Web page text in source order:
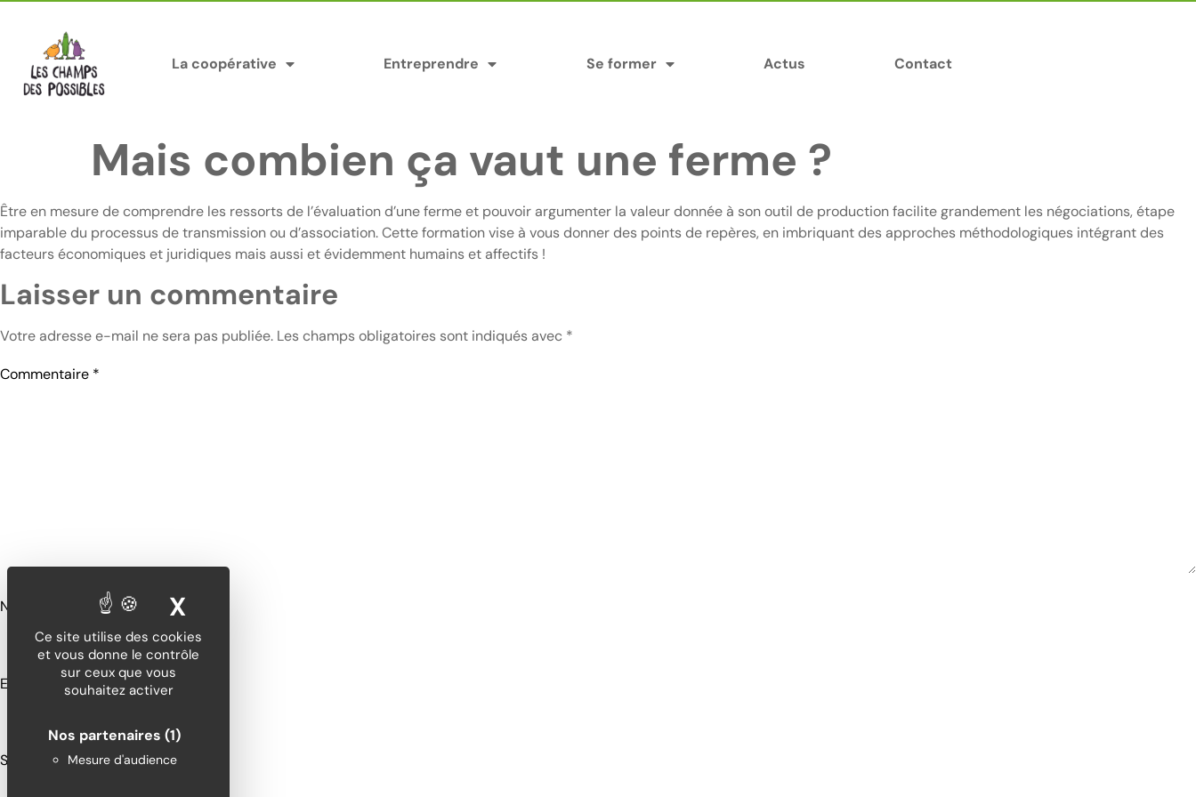
Ce site utilise des cookies
et vous donne le contrôle
sur ceux que vous
souhaitez activer
Nos partenaires (1)
Mesure d'audience
X
La coopérative Entreprendre Se former Actus Contact
Mais combien ça vaut une ferme ?
Être en mesure de comprendre les ressorts de l’évaluation d’une ferme et pouvoir argumenter la valeur donnée à son outil de production facilite grandement les négociations, étape
imparable du processus de transmission ou d’association. Cette formation vise à vous donner des points de repères, en imbriquant des approches méthodologiques intégrant des
facteurs économiques et juridiques mais aussi et évidemment humains et affectifs !
Laisser un commentaire
Votre adresse e-mail ne sera pas publiée. Les champs obligatoires sont indiqués avec *
Commentaire *
Nom
E-mail
Site web